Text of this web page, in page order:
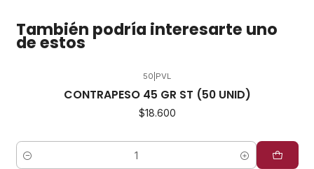
También podría interesarte uno
de estos
50 PVL
CONTRAPESO 45 GR ST (50 UNID)
$18.600
Cantidad